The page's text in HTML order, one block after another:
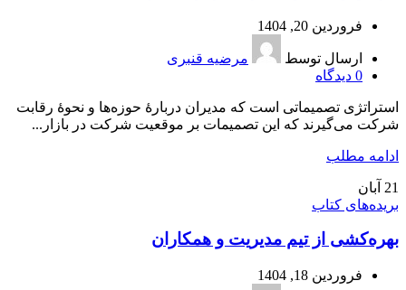
فروردین 20, 1404
ارسال توسط
مرضیه قنبری
0 دیدگاه
استراتژی تصمیماتی است که مدیران دربارۀ حوزه‌ها و نحوۀ رقابت
شرکت می‌گیرند که این تصمیمات بر موقعیت شرکت در بازار...
ادامه مطلب
21 آبان
بریده‌های کتاب
بهره‌کشی از تیم مدیریت و همکاران
فروردین 18, 1404